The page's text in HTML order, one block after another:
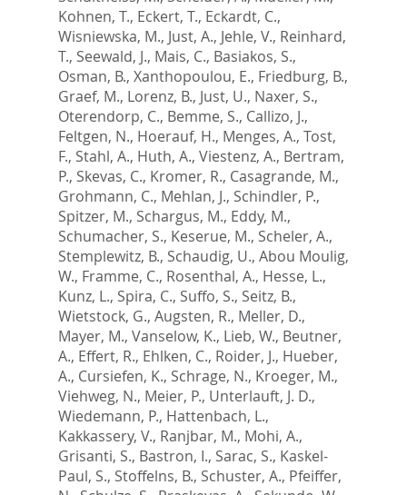
Kohnen, T., Eckert, T., Eckardt, C.,
Wisniewska, M., Just, A., Jehle, V., Reinhard,
T., Seewald, J., Mais, C., Basiakos, S.,
Osman, B., Xanthopoulou, E., Friedburg, B.,
Graef, M., Lorenz, B., Just, U., Naxer, S.,
Oterendorp, C., Bemme, S., Callizo, J.,
Feltgen, N., Hoerauf, H., Menges, A., Tost,
F., Stahl, A., Huth, A., Viestenz, A., Bertram,
P., Skevas, C., Kromer, R., Casagrande, M.,
Grohmann, C., Mehlan, J., Schindler, P.,
Spitzer, M., Schargus, M., Eddy, M.,
Schumacher, S., Keserue, M., Scheler, A.,
Stemplewitz, B., Schaudig, U., Abou Moulig,
W., Framme, C., Rosenthal, A., Hesse, L.,
Kunz, L., Spira, C., Suffo, S., Seitz, B.,
Wietstock, G., Augsten, R., Meller, D.,
Mayer, M., Vanselow, K., Lieb, W., Beutner,
A., Effert, R., Ehlken, C., Roider, J., Hueber,
A., Cursiefen, K., Schrage, N., Kroeger, M.,
Viehweg, N., Meier, P., Unterlauft, J. D.,
Wiedemann, P., Hattenbach, L.,
Kakkassery, V., Ranjbar, M., Mohi, A.,
Grisanti, S., Bastron, I., Sarac, S., Kaskel-
Paul, S., Stoffelns, B., Schuster, A., Pfeiffer,